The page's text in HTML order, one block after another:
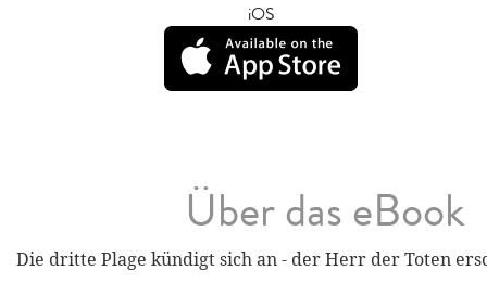
iOS
Über das eBook
Die dritte Plage kündigt sich an - der Herr der Toten